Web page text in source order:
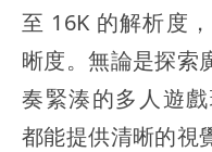
至 16K 的解析度
晰度。無論是探索
奏緊湊的多人遊
都能提供清晰的視